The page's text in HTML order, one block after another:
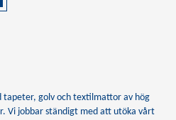
tapeter, golv och textilmattor av hög
Vi jobbar ständigt med att utöka vårt